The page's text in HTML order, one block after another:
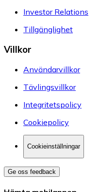
Investor Relations
Tillgänglighet
Villkor
Användarvillkor
Tävlingsvillkor
Integritetspolicy
Cookiepolicy
Cookieinställningar
Ge oss feedback